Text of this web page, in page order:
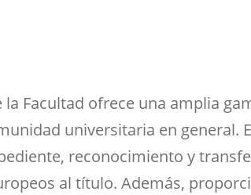
biblioteca para el
Título
la Facultad ofrece una amplia
universitaria en general.
reconocimiento y
al título. Además,